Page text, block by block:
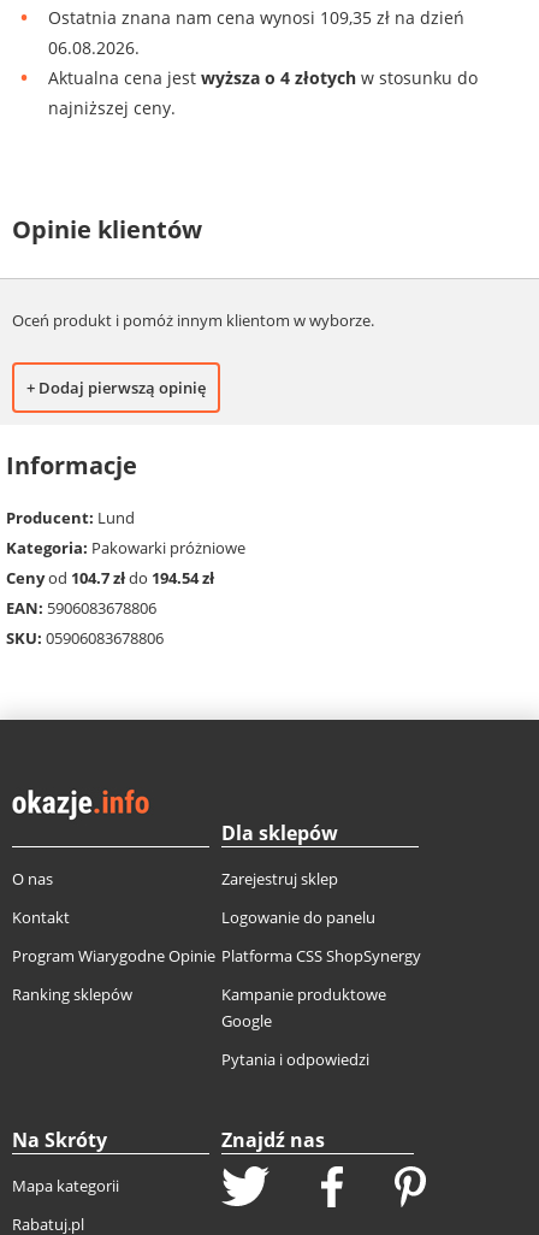
Ostatnia znana nam cena wynosi 109,35 zł na dzień
06.08.2026.
Aktualna cena jest wyższa o 4 złotych w stosunku do
najniższej ceny.
Opinie klientów
Oceń produkt i pomóż innym klientom w wyborze.
+ Dodaj pierwszą opinię
Informacje
Producent: Lund
Kategoria: Pakowarki próżniowe
Cenyod 104.7 złdo 194.54 zł
EAN: 5906083678806
SKU: 05906083678806
O nas
Kontakt
Program Wiarygodne Opinie
Ranking sklepów
Dla sklepów
Zarejestruj sklep
Logowanie do panelu
Platforma CSS ShopSynergy
Kampanie produktowe
Google
Pytania i odpowiedzi
Na Skróty
Mapa kategorii
Rabatuj.pl
Znajdź nas